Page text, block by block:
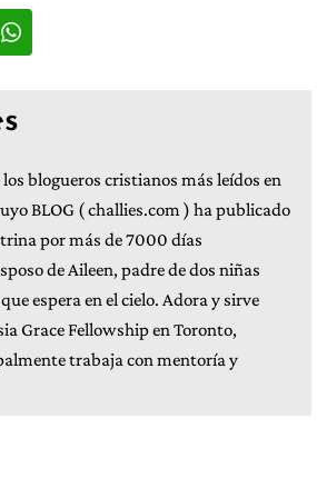
blogueros cristianos más leídos en
BLOG ( challies.com ) ha publicado
por más de 7000 días
de Aileen, padre de dos niñas
espera en el cielo. Adora y sirve
Grace Fellowship en Toronto,
trabaja con mentoría y